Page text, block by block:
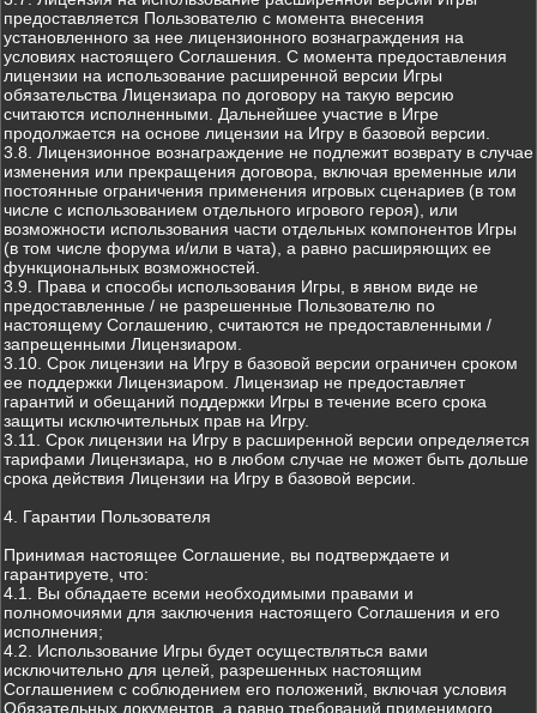
предоставляется Пользователю с момента внесения
установленного за нее лицензионного вознаграждения на
условиях настоящего Соглашения. С момента предоставления
лицензии на использование расширенной версии Игры
обязательства Лицензиара по договору на такую версию
считаются исполненными. Дальнейшее участие в Игре
продолжается на основе лицензии на Игру в базовой версии.
3.8. Лицензионное вознаграждение не подлежит возврату в случае
изменения или прекращения договора, включая временные или
постоянные ограничения применения игровых сценариев (в том
числе с использованием отдельного игрового героя), или
возможности использования части отдельных компонентов Игры
(в том числе форума и/или в чата), а равно расширяющих ее
функциональных возможностей.
3.9. Права и способы использования Игры, в явном виде не
предоставленные / не разрешенные Пользователю по
настоящему Соглашению, считаются не предоставленными /
запрещенными Лицензиаром.
3.10. Срок лицензии на Игру в базовой версии ограничен сроком
ее поддержки Лицензиаром. Лицензиар не предоставляет
гарантий и обещаний поддержки Игры в течение всего срока
защиты исключительных прав на Игру.
3.11. Срок лицензии на Игру в расширенной версии определяется
тарифами Лицензиара, но в любом случае не может быть дольше
срока действия Лицензии на Игру в базовой версии.
4. Гарантии Пользователя
Принимая настоящее Соглашение, вы подтверждаете и
гарантируете, что:
4.1. Вы обладаете всеми необходимыми правами и
полномочиями для заключения настоящего Соглашения и его
исполнения;
4.2. Использование Игры будет осуществляться вами
исключительно для целей, разрешенных настоящим
Соглашением с соблюдением его положений, включая условия
Обязательных документов, а равно требований применимого